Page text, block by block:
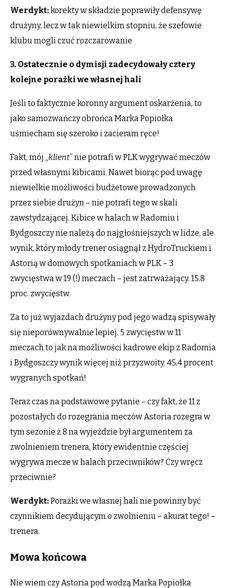
Werdykt:korekty w składzie poprawiły defensywę
drużyny, lecz w tak niewielkim stopniu, że szefowie
klubu mogli czuć rozczarowanie
3. Ostatecznie o dymisji zadecydowały cztery
kolejne porażki we własnej hali
Jeśli to faktycznie koronny argument oskarżenia, to
jako samozwańczy obrońca Marka Popiołka
uśmiecham się szeroko i zacieram ręce!
Fakt, mój „klient” nie potrafi w PLK wygrywać meczów
przed własnymi kibicami. Nawet biorąc pod uwagę
niewielkie możliwości budżetowe prowadzonych
przez siebie drużyn – nie potrafi tego w skali
zawstydzającej. Kibice w halach w Radomiu i
Bydgoszczy nie należą do najgłośniejszych w lidze, ale
wynik, który młody trener osiągnął z HydroTruckiem i
Astorią w domowych spotkaniach w PLK – 3
zwycięstwa w 19 (!) meczach – jest zatrważający. 15.8
proc. zwycięstw.
Za to już wyjazdach drużyny pod jego wadzą spisywały
się nieporównywalnie lepiej. 5 zwycięstw w 11
meczach to jak na możliwości kadrowe ekip z Radomia
i Bydgoszczy wynik więcej niż przyzwoity. 45,4 procent
wygranych spotkań!
Teraz czas na podstawowe pytanie – czy fakt, że 11 z
pozostałych do rozegrania meczów Astoria rozegra w
tym sezonie ż 8 na wyjeździe był argumentem za
zwolnieniem trenera, który ewidentnie częściej
wygrywa mecze w halach przeciwników? Czy wręcz
przeciwnie?
Werdykt:Porażki we własnej hali nie powinny być
czynnikiem decydującym o zwolnieniu – akurat tego! –
trenera.
Mowa końcowa
Nie wiem czy Astoria pod wodzą Marka Popiołka